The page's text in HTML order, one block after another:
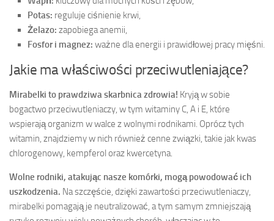
Potas: reguluje ciśnienie krwi,
Żelazo: zapobiega anemii,
Fosfor i magnez: ważne dla energii i prawidłowej pracy mięśni.
Jakie ma właściwości przeciwutleniające?
Mirabelki to prawdziwa skarbnica zdrowia! Kryją w sobie
bogactwo przeciwutleniaczy, w tym witaminy C, A i E, które
wspierają organizm w walce z wolnymi rodnikami. Oprócz tych
witamin, znajdziemy w nich również cenne związki, takie jak kwas
chlorogenowy, kempferol oraz kwercetyna.
Wolne rodniki, atakując nasze komórki, mogą powodować ich
uszkodzenia. Na szczęście, dzięki zawartości przeciwutleniaczy,
mirabelki pomagają je neutralizować, a tym samym zmniejszają